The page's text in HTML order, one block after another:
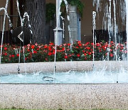
En vacance avec les enfants
Fotogallery
Rimini et alentours
Contacts